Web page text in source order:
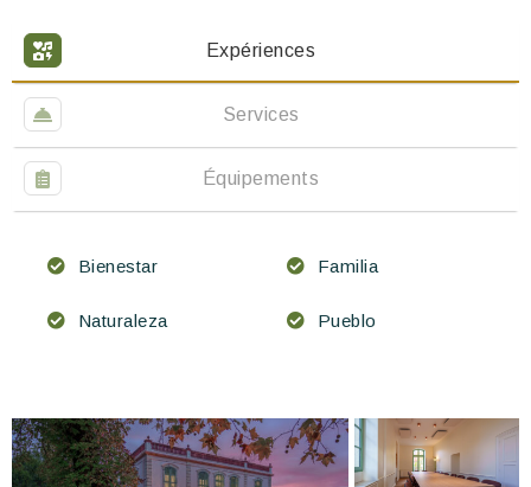
Expériences
Services
Équipements
Bienestar Familia
Naturaleza Pueblo